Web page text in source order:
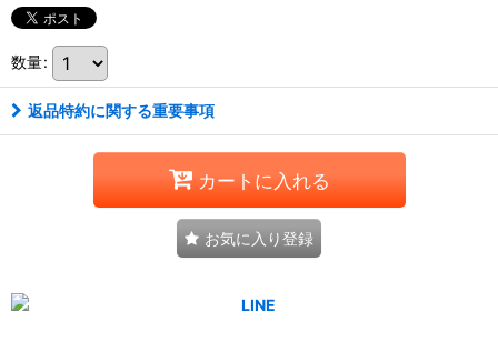
数量:
返品特約に関する重要事項
カートに入れる
お気に入り登録